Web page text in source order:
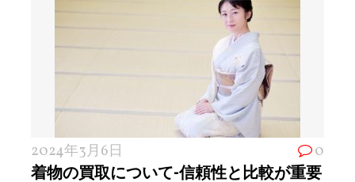
2024年3月6日 0
着物の買取について-信頼性と比較が重要